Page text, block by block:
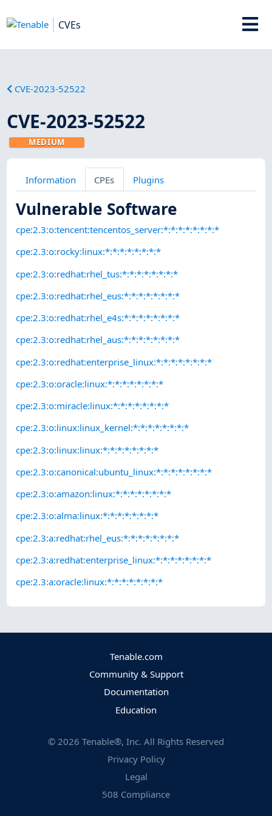
CVEs
CVE-2023-52522
CVE-2023-52522
MEDIUM
Information CPEs Plugins
Vulnerable Software
cpe:2.3:o:tencent:tencentos_server:*:*:*:*:*:*:*:*
cpe:2.3:o:rocky:linux:*:*:*:*:*:*:*:*
cpe:2.3:o:redhat:rhel_tus:*:*:*:*:*:*:*:*
cpe:2.3:o:redhat:rhel_eus:*:*:*:*:*:*:*:*
cpe:2.3:o:redhat:rhel_e4s:*:*:*:*:*:*:*:*
cpe:2.3:o:redhat:rhel_aus:*:*:*:*:*:*:*:*
cpe:2.3:o:redhat:enterprise_linux:*:*:*:*:*:*:*:*
cpe:2.3:o:oracle:linux:*:*:*:*:*:*:*:*
cpe:2.3:o:miracle:linux:*:*:*:*:*:*:*:*
cpe:2.3:o:linux:linux_kernel:*:*:*:*:*:*:*:*
cpe:2.3:o:linux:linux:*:*:*:*:*:*:*:*
cpe:2.3:o:canonical:ubuntu_linux:*:*:*:*:*:*:*:*
cpe:2.3:o:amazon:linux:*:*:*:*:*:*:*:*
cpe:2.3:o:alma:linux:*:*:*:*:*:*:*:*
cpe:2.3:a:redhat:rhel_eus:*:*:*:*:*:*:*:*
cpe:2.3:a:redhat:enterprise_linux:*:*:*:*:*:*:*:*
cpe:2.3:a:oracle:linux:*:*:*:*:*:*:*:*
Tenable.com
Community & Support
Documentation
Education
© 2026 Tenable®, Inc. All Rights Reserved
Privacy Policy
Legal
508 Compliance